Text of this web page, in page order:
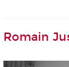
Romain